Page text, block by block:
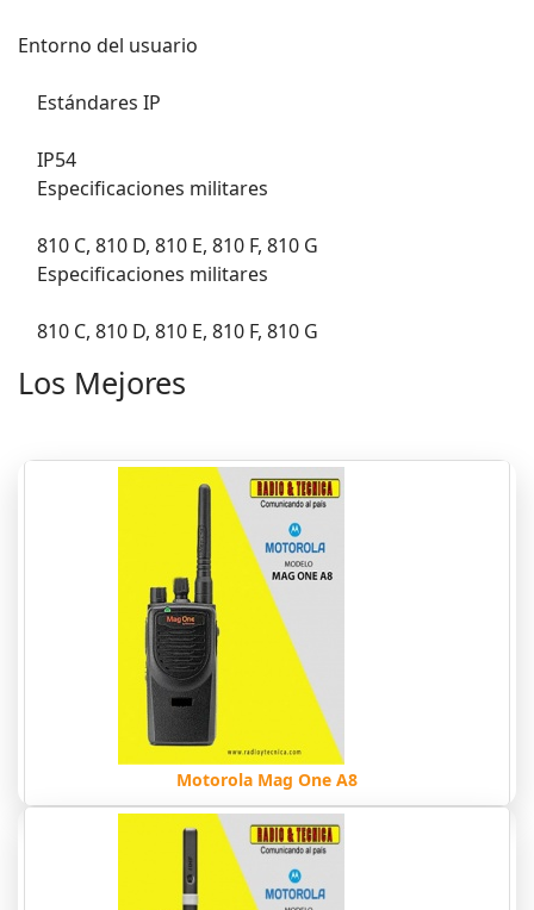
Entorno del usuario
Estándares IP
IP54
Especificaciones militares
810 C, 810 D, 810 E, 810 F, 810 G
Especificaciones militares
810 C, 810 D, 810 E, 810 F, 810 G
Los Mejores
Motorola Mag One A8